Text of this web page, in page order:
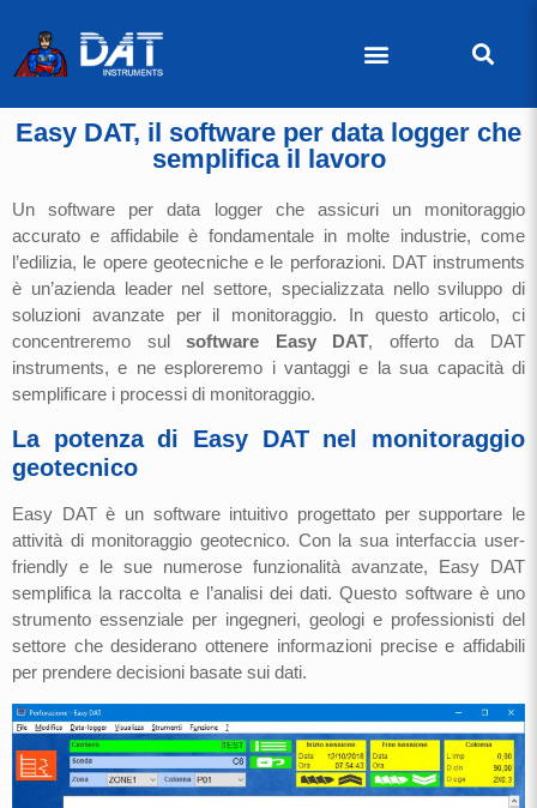
Easy DAT, il software per data logger che
semplifica il lavoro
Un software per data logger che assicuri un monitoraggio
accurato e affidabile è fondamentale in molte industrie, come
l’edilizia, le opere geotecniche e le perforazioni. DAT instruments
è un’azienda leader nel settore, specializzata nello sviluppo di
soluzioni avanzate per il monitoraggio. In questo articolo, ci
concentreremo sulsoftware Easy DAT, offerto da DAT
instruments, e ne esploreremo i vantaggi e la sua capacità di
semplificare i processi di monitoraggio.
La potenza di Easy DAT nel monitoraggio
geotecnico
Easy DAT è un software intuitivo progettato per supportare le
attività di monitoraggio geotecnico. Con la sua interfaccia user-
friendly e le sue numerose funzionalità avanzate, Easy DAT
semplifica la raccolta e l’analisi dei dati. Questo software è uno
strumento essenziale per ingegneri, geologi e professionisti del
settore che desiderano ottenere informazioni precise e affidabili
per prendere decisioni basate sui dati.